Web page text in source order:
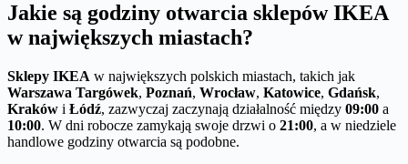
Jakie są godziny otwarcia sklepów IKEA
w największych miastach?
Sklepy IKEA w największych polskich miastach, takich jak
Warszawa Targówek, Poznań, Wrocław, Katowice, Gdańsk,
Kraków i Łódź, zazwyczaj zaczynają działalność między 09:00 a
10:00. W dni robocze zamykają swoje drzwi o 21:00, a w niedziele
handlowe godziny otwarcia są podobne.